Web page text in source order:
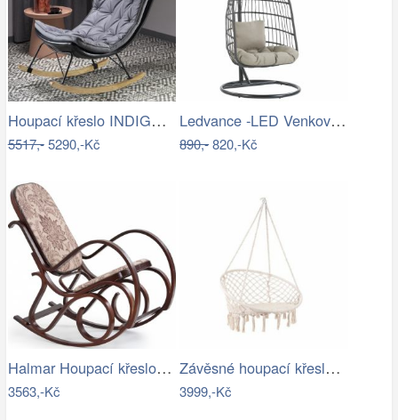
Houpací křeslo INDIGO Halmar
5517,-5290,-Kč
Ledvance -LED Venkovní nástěnné…
890,-820,-Kč
Halmar Houpací křeslo Max II ořech…
3563,-Kč
Závěsné houpací křeslo ve stylu hipís -…
3999,-Kč